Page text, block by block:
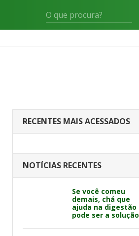
RECENTES MAIS ACESSADOS
NOTÍCIAS RECENTES
Se você comeu
demais, chá que
ajuda na digestão
pode ser a solução